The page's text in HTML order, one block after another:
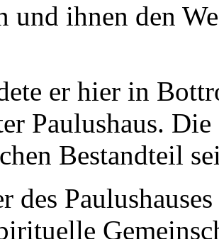
und ihnen den
er hier in
Paulushaus.
Bestandteil
des